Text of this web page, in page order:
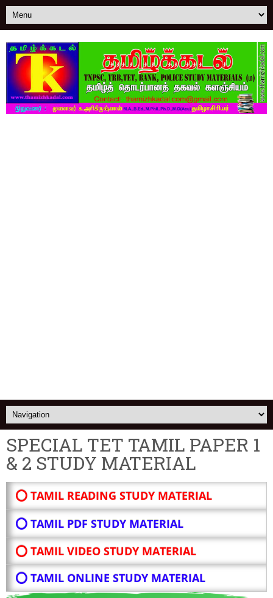
SPECIAL TET TAMIL PAPER 1
& 2 STUDY MATERIAL
⭕ TAMIL READING STUDY MATERIAL
⭕ TAMIL PDF STUDY MATERIAL
⭕ TAMIL VIDEO STUDY MATERIAL
⭕ TAMIL ONLINE STUDY MATERIAL